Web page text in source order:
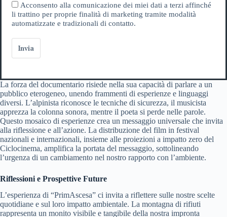
Acconsento alla comunicazione dei miei dati a terzi affinché
li trattino per proprie finalità di marketing tramite modalità
automatizzate e tradizionali di contatto.
Invia
La forza del documentario risiede nella sua capacità di parlare a un
pubblico eterogeneo, unendo frammenti di esperienze e linguaggi
diversi. L’alpinista riconosce le tecniche di sicurezza, il musicista
apprezza la colonna sonora, mentre il poeta si perde nelle parole.
Questo mosaico di esperienze crea un messaggio universale che invita
alla riflessione e all’azione. La distribuzione del film in festival
nazionali e internazionali, insieme alle proiezioni a impatto zero del
Ciclocinema, amplifica la portata del messaggio, sottolineando
l’urgenza di un cambiamento nel nostro rapporto con l’ambiente.
Riflessioni e Prospettive Future
L’esperienza di “PrimAscesa” ci invita a riflettere sulle nostre scelte
quotidiane e sul loro impatto ambientale. La montagna di rifiuti
rappresenta un monito visibile e tangibile della nostra impronta